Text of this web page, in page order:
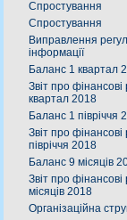
Спростування
Спростування
Виправлення
інформації
Баланс 1 квартал
Звіт про фінансові
квартал 2018
Баланс 1 півріччя
Звіт про фінансові
півріччя 2018
Баланс 9 місяців
Звіт про фінансові
місяців 2018
Організаційна